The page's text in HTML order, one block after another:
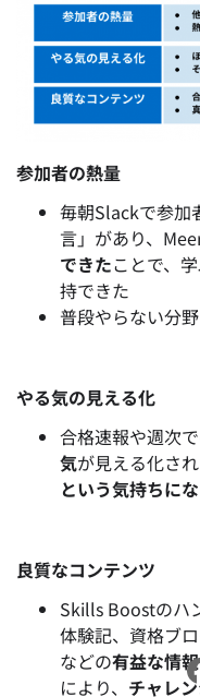
参加者の熱量
毎朝Slackで参加
言」があり、
できたことで、
持できた
普段やらない分
やる気の見える化
合格速報や週次
気が見える化され
という気持ちに
良質なコンテンツ
Skills Boostのハ
体験記、資格ブ
などの有益な情
により、 チャレ